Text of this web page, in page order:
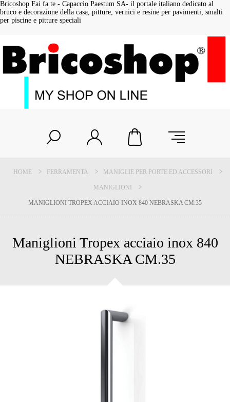
Bricoshop Fai fa te - Capaccio Paestum SA- il portale italiano dedicato al
bruco e decorazione della casa, pitture, vernici e resine per pavimenti, smalti
per piscine e pitture speciali
HOME FERRAMENTA MANIGLIE PER PORTE ED ACCESSORI
MANIGLIONI
MANIGLIONI TROPEX ACCIAIO INOX 840 NEBRASKA CM.35
Maniglioni Tropex acciaio inox 840
NEBRASKA CM.35